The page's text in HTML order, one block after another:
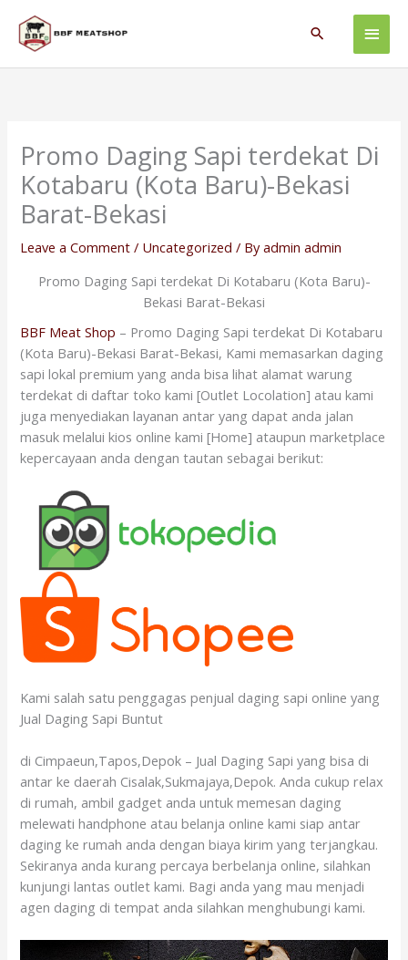
content
Main
Search
Promo Daging Sapi terdekat Di
Kotabaru (Kota Baru)-Bekasi
Barat-Bekasi
Leave a Comment / Uncategorized / Byadmin admin
Promo Daging Sapi terdekat Di Kotabaru (Kota Baru)-
Bekasi Barat-Bekasi
BBF Meat Shop – Promo Daging Sapi terdekat Di Kotabaru
(Kota Baru)-Bekasi Barat-Bekasi, Kami memasarkan daging
sapi lokal premium yang anda bisa lihat alamat warung
terdekat di daftar toko kami [Outlet Locolation] atau kami
juga menyediakan layanan antar yang dapat anda jalan
masuk melalui kios online kami [Home] ataupun marketplace
kepercayaan anda dengan tautan sebagai berikut:
Kami salah satu penggagas penjual daging sapi online yang
Jual Daging Sapi Buntut
di Cimpaeun,Tapos,Depok – Jual Daging Sapi yang bisa di
antar ke daerah Cisalak,Sukmajaya,Depok. Anda cukup relax
di rumah, ambil gadget anda untuk memesan daging
melewati handphone atau belanja online kami siap antar
daging ke rumah anda dengan biaya kirim yang terjangkau.
Sekiranya anda kurang percaya berbelanja online, silahkan
kunjungi lantas outlet kami. Bagi anda yang mau menjadi
agen daging di tempat anda silahkan menghubungi kami.